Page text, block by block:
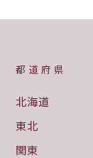
都道府県
北海道
東北
関東